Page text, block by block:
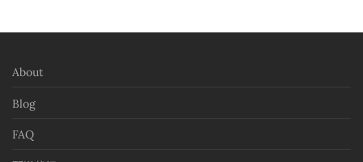
About
Blog
FAQ